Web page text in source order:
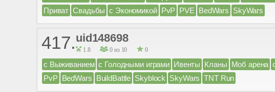
Приват Свадьбы с Экономикой PvP PVE BedWars SkyWars
417.uid148698
1.8 0 из 10 0
с Выживанием с Голодными играми Ивенты Кланы Моб арена
PvP BedWars BuildBattle Skyblock SkyWars TNT Run